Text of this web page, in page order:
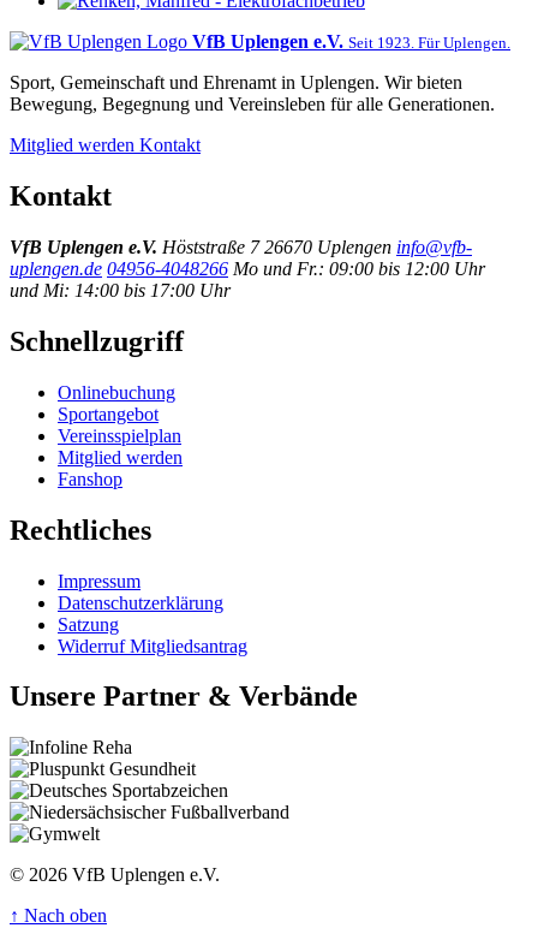
VfB Uplengen e.V. Seit 1923. Für Uplengen.
Sport, Gemeinschaft und Ehrenamt in Uplengen. Wir bieten
Bewegung, Begegnung und Vereinsleben für alle Generationen.
Mitglied werden Kontakt
Kontakt
VfB Uplengen e.V. Höststraße 7 26670 Uplengen info@vfb-
uplengen.de 04956-4048266 Mo und Fr.: 09:00 bis 12:00 Uhr
und Mi: 14:00 bis 17:00 Uhr
Schnellzugriff
Onlinebuchung
Sportangebot
Vereinsspielplan
Mitglied werden
Fanshop
Rechtliches
Impressum
Datenschutzerklärung
Satzung
Widerruf Mitgliedsantrag
Unsere Partner & Verbände
© 2026 VfB Uplengen e.V.
↑ Nach oben